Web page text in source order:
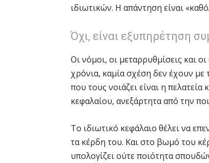
ιδιωτικών. Η απάντηση είναι
Όχι, είναι εξυπηρέτηση
Οι νόμοι, οι μεταρρυθμίσεις και
χρόνια, καμία σχέση δεν έχουν
που τους νοιάζει είναι η
κεφαλαίου, ανεξάρτητα από την
Το ιδιωτικό κεφάλαιο θέλει να
τα κέρδη του. Και στο βωμό του
υπολογίζει ούτε ποιότητα